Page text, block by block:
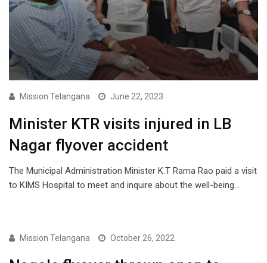
Mission Telangana June 22, 2023
Minister KTR visits injured in LB
Nagar flyover accident
The Municipal Administration Minister K.T Rama Rao paid a visit
to KIMS Hospital to meet and inquire about the well-being…
NEWS
Mission Telangana October 26, 2022